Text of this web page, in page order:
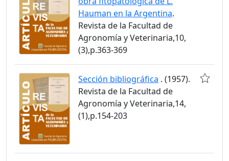
Hauman en la Argentina.
Revista de la Facultad de
Agronomía y Veterinaria,10,
(3),p.363-369
Sección bibliográfica . (1957).
Revista de la Facultad de
Agronomía y Veterinaria,14,
(1),p.154-203